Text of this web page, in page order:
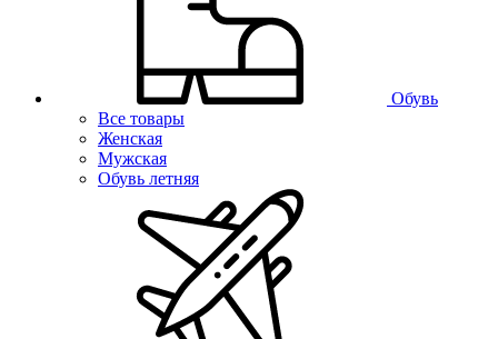
Обувь
Все товары
Женская
Мужская
Обувь летняя